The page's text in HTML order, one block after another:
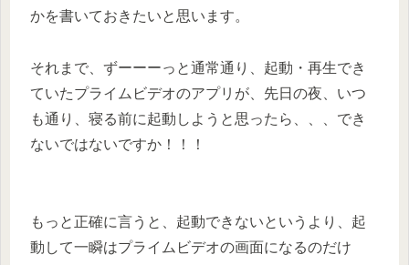
かを書いておきたいと思います。
それまで、ずーーーっと通常通り、起動・再生でき
ていたプライムビデオのアプリが、先日の夜、いつ
も通り、寝る前に起動しようと思ったら、、、 でき
ないではないですか！！！
もっと正確に言うと、起動できないというより、起
動して一瞬はプライムビデオの画面になるのだけ